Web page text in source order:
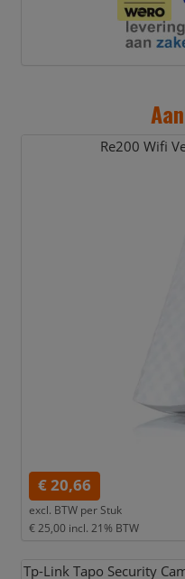
Re200 Wifi
€ 20,66
excl. BTW per Stuk
€ 25,00 incl. 21% BTW
Tp-Link Tapo Security